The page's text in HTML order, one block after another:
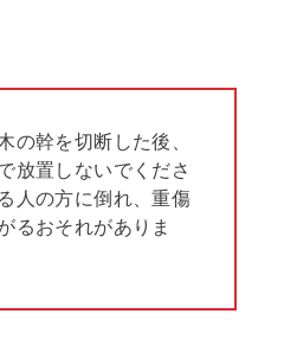
の幹を切断した後、
放置しないでくださ
人の方に倒れ、重傷
るおそれがありま